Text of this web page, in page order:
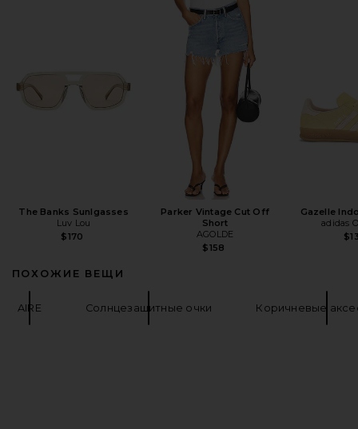
The Banks Sunlgasses
Luv Lou
$170
Parker Vintage Cut Off
Short
AGOLDE
$158
Gazelle
adidas
ПОХОЖИЕ ВЕЩИ
AIRE Солнцезащитные очки Коричневые